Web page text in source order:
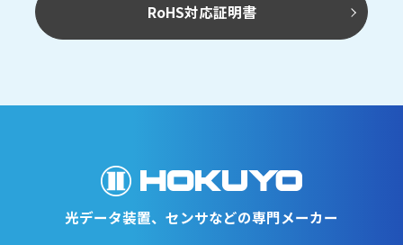
RoHS対応証明書
光データ装置、センサなどの専門メーカー